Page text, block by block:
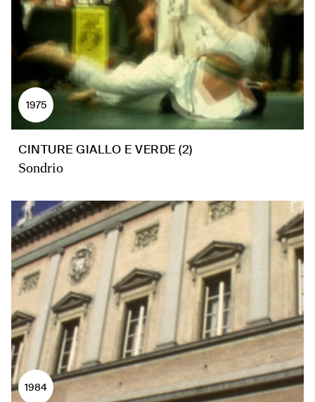
1975
CINTURE GIALLO E VERDE (2)
Sondrio
1984